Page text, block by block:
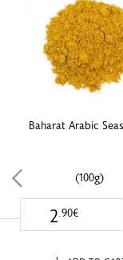
Baharat Arabic
(100g)
2.90€